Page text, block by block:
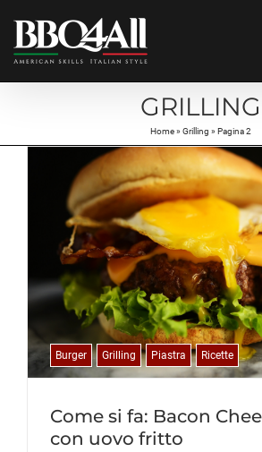
contenuto
GRILLING
Home» Grilling » Pagina 2
Come si fa: Bacon
con uovo fritto
Burger Grilling Piastra Ricette